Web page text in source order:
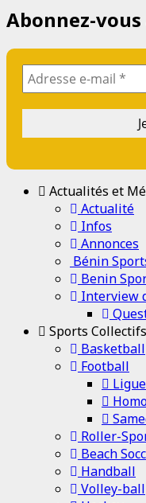
Abonnez-
Actualités et
Actualité
Infos
Annonces
Bénin
Benin
Interview
Sports Collectifs
Basketball
Football
Roller-
Beach
Handball
Volley-ball